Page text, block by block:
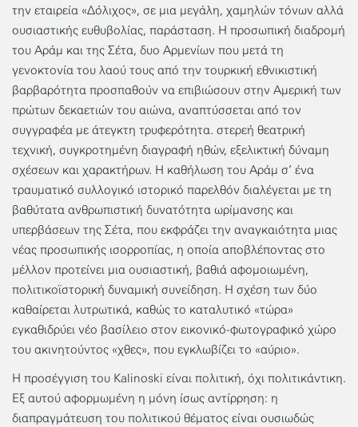
την εταιρεία «Δόλιχος», σε μια μεγάλη, χαμηλών τόνων αλλά
ουσιαστικής ευθυβολίας, παράσταση. Η προσωπική διαδρομή
του Αράμ και της Σέτα, δυο Αρμενίων που μετά τη
γενοκτονία του λαού τους από την τουρκική εθνικιστική
βαρβαρότητα προσπαθούν να επιβιώσουν στην Αμερική των
πρώτων δεκαετιών του αιώνα, αναπτύσσεται από τον
συγγραφέα με άτεγκτη τρυφερότητα. στερεή θεατρική
τεχνική, συγκροτημένη διαγραφή ηθών, εξελικτική δύναμη
σχέσεων και χαρακτήρων. Η καθήλωση του Αράμ σ’ ένα
τραυματικό συλλογικό ιστορικό παρελθόν διαλέγεται με τη
βαθύτατα ανθρωπιστική δυνατότητα ωρίμανσης και
υπερβάσεων της Σέτα, που εκφράζει την αναγκαιότητα μιας
νέας προσωπικής ισορροπίας, η οποία αποβλέποντας στο
μέλλον προτείνει μια ουσιαστική, βαθιά αφομοιωμένη,
πολιτικοϊστορική δυναμική συνείδηση. Η σχέση των δύο
καθαίρεται λυτρωτικά, καθώς το καταλυτικό «τώρα»
εγκαθιδρύει νέο βασίλειο στον εικονικό-φωτογραφικό χώρο
του ακινητούντος «χθες», που εγκλωβίζει το «αύριο».
Η προσέγγιση του Kalinoski είναι πολιτική, όχι πολιτικάντικη.
Εξ αυτού αφορμωμένη η μόνη ίσως αντίρρηση: η
διαπραγμάτευση του πολιτικού θέματος είναι ουσιωδώς